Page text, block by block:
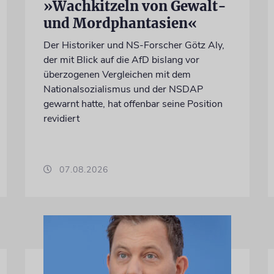
»Wachkitzeln von Gewalt-
und Mordphantasien«
Der Historiker und NS-Forscher Götz Aly,
der mit Blick auf die AfD bislang vor
überzogenen Vergleichen mit dem
Nationalsozialismus und der NSDAP
gewarnt hatte, hat offenbar seine Position
revidiert
07.08.2026